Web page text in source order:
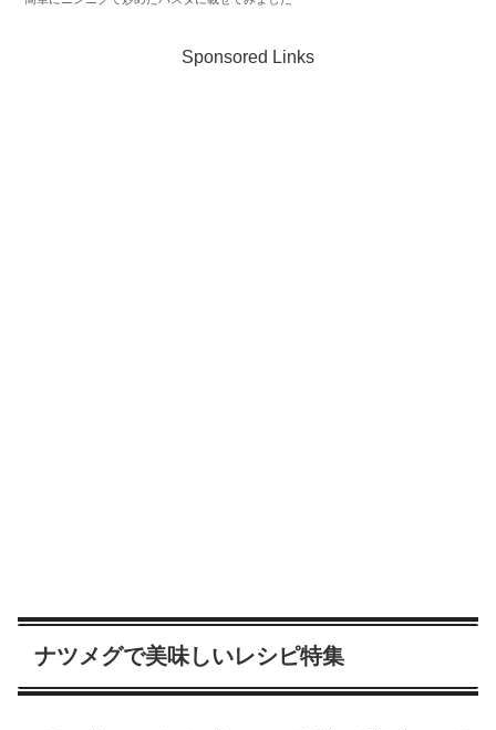
Sponsored Links
ナツメグで美味しいレシピ特集